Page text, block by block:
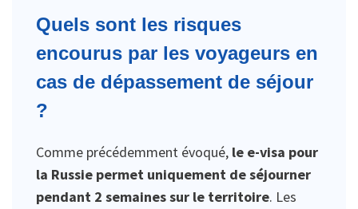
Quels sont les risques
encourus par les voyageurs en
cas de dépassement de séjour
?
Comme précédemment évoqué, le e-visa pour
la Russie permet uniquement de séjourner
pendant 2 semaines sur le territoire. Les